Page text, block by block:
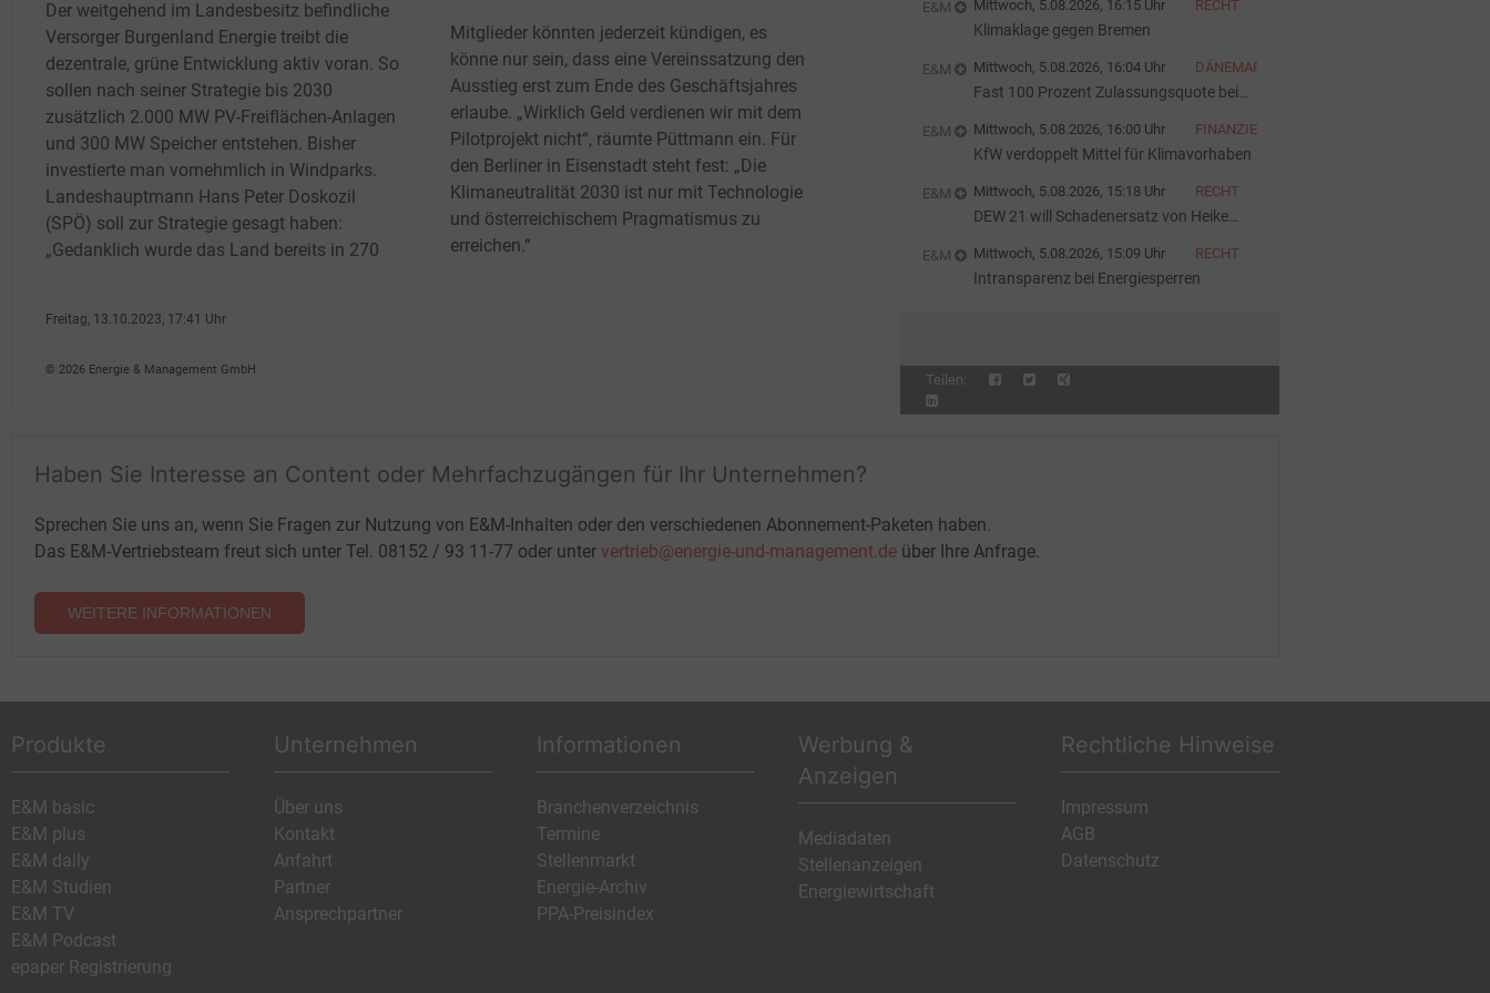
Der weitgehend im Landesbesitz befindliche
Versorger Burgenland Energie treibt die
dezentrale, grüne Entwicklung aktiv voran. So
sollen nach seiner Strategie bis 2030
zusätzlich 2.000 MW PV-Freiflächen-Anlagen
und 300 MW Speicher entstehen. Bisher
investierte man vornehmlich in Windparks.
Landeshauptmann Hans Peter Doskozil
(SPÖ) soll zur Strategie gesagt haben:
„Gedanklich wurde das Land bereits in 270
Mitglieder könnten jederzeit kündigen, es
könne nur sein, dass eine Vereinssatzung den
Ausstieg erst zum Ende des Geschäftsjahres
erlaube. „Wirklich Geld verdienen wir mit dem
Pilotprojekt nicht“, räumte Püttmann ein. Für
den Berliner in Eisenstadt steht fest: „Die
Klimaneutralität 2030 ist nur mit Technologie
und österreichischem Pragmatismus zu
erreichen.“
Freitag, 13.10.2023, 17:41 Uhr
© 2026 Energie & Management GmbH
E&M Mittwoch, 5.08.2026, 16:15 Uhr RECHT
Klimaklage gegen Bremen
E&M Mittwoch, 5.08.2026, 16:04 Uhr DÄNEMARK
Fast 100 Prozent Zulassungsquote bei
E&M Mittwoch, 5.08.2026, 16:00 Uhr FINANZIERUNG
KfW verdoppelt Mittel für Klimavorhaben
E&M Mittwoch, 5.08.2026, 15:18 Uhr RECHT
DEW 21 will Schadenersatz von Heike
E&M Mittwoch, 5.08.2026, 15:09 Uhr RECHT
Intransparenz bei Energiesperren
Teilen:
Haben Sie Interesse an Content oder Mehrfachzugängen für Ihr Unternehmen?
Sprechen Sie uns an, wenn Sie Fragen zur Nutzung von E&M-Inhalten oder den verschiedenen Abonnement-Paketen haben.
Das E&M-Vertriebsteam freut sich unter Tel. 08152 / 93 11-77 oder unter vertrieb@energie-und-management.de über Ihre Anfrage.
WEITERE INFORMATIONEN
Produkte
E&M basic
E&M plus
E&M daily
E&M Studien
E&M TV
E&M Podcast
epaper Registrierung
Unternehmen
Über uns
Kontakt
Anfahrt
Partner
Ansprechpartner
Informationen
Branchenverzeichnis
Termine
Stellenmarkt
Energie-Archiv
PPA-Preisindex
Werbung &
Anzeigen
Mediadaten
Stellenanzeigen
Energiewirtschaft
Rechtliche Hinweise
Impressum
AGB
Datenschutz